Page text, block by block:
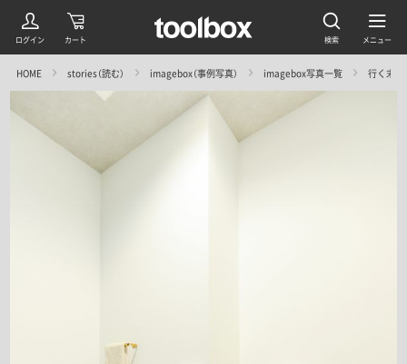
HOME stories（読む） imagebox（事例写真） imagebox写真一覧 行く末